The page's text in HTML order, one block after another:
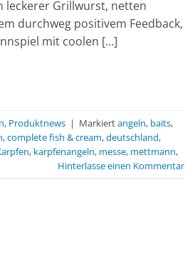
leckerer Grillwurst, netten
durchweg positivem Feedback,
mit coolen […]
, Produktnews | Markiertangeln, baits,
,complete fish & cream,deutschland,
, karpfenangeln, messe, mettmann,
Hinterlasse einen Kommentar